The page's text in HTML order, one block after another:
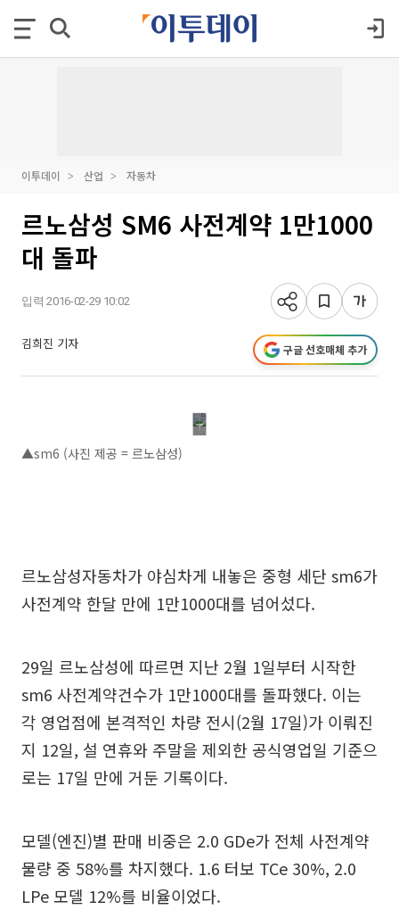
이투데이 산업 자동차
르노삼성 SM6 사전계약 1만1000
대 돌파
입력 2016-02-29 10:02
김희진 기자 구글 선호매체 추가
▲sm6 (사진 제공 = 르노삼성)
르노삼성자동차가 야심차게 내놓은 중형 세단 sm6가
사전계약 한달 만에 1만1000대를 넘어섰다.
29일 르노삼성에 따르면 지난 2월 1일부터 시작한
sm6 사전계약건수가 1만1000대를 돌파했다. 이는
각 영업점에 본격적인 차량 전시(2월 17일)가 이뤄진
지 12일, 설 연휴와 주말을 제외한 공식영업일 기준으
로는 17일 만에 거둔 기록이다.
모델(엔진)별 판매 비중은 2.0 GDe가 전체 사전계약
물량 중 58%를 차지했다. 1.6 터보 TCe 30%, 2.0
LPe 모델 12%를 비율이었다.